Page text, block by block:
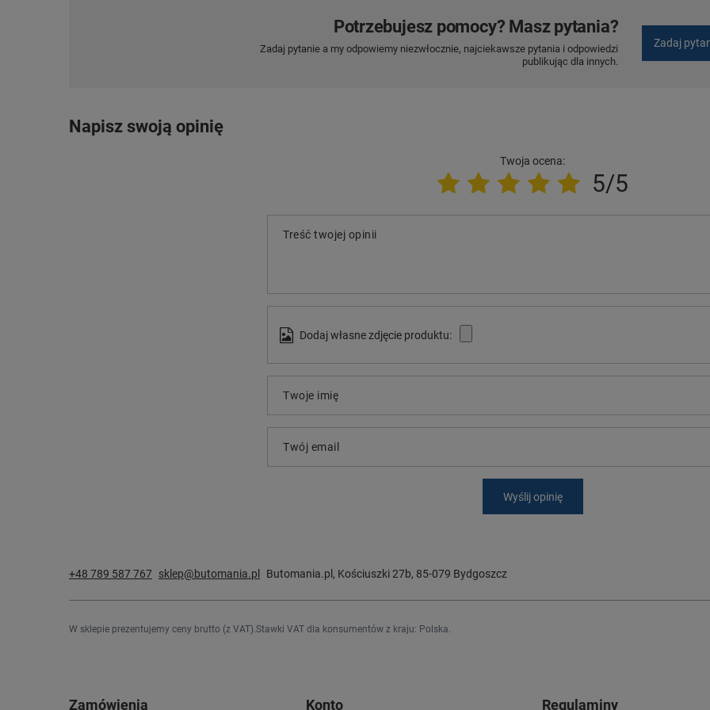
Potrzebujesz pomocy? Masz pytania?
Zadaj pytanie a my odpowiemy niezwłocznie, najciekawsze pytania i odpowiedzi
publikując dla innych.
Zadaj
Napisz swoją opinię
Twoja ocena:
5/5
Treść twojej opinii
Dodaj własne zdjęcie produktu:
Twoje imię
Twój email
Wyślij opinię
+48 789 587 767 sklep@butomania.pl Butomania.pl , Kościuszki 27b, 85-079 Bydgoszcz
W sklepie prezentujemy ceny brutto (z VAT). Stawki VAT dla konsumentów z kraju: Polska
Zamówienia Konto Regulaminy